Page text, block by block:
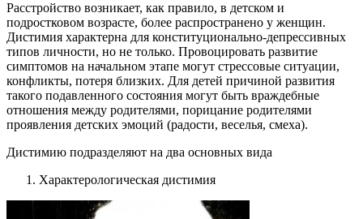
Расстройство возникает, как правило, в детском и
подростковом возрасте, более распространено у женщин.
Дистимия характерна для конституционально-депрессивных
типов личности, но не только. Провоцировать развитие
симптомов на начальном этапе могут стрессовые ситуации,
конфликты, потеря близких. Для детей причиной развития
такого подавленного состояния могут быть враждебные
отношения между родителями, порицание родителями
проявления детских эмоций (радости, веселья, смеха).
Дистимию подразделяют на два основных вида
Характерологическая дистимия